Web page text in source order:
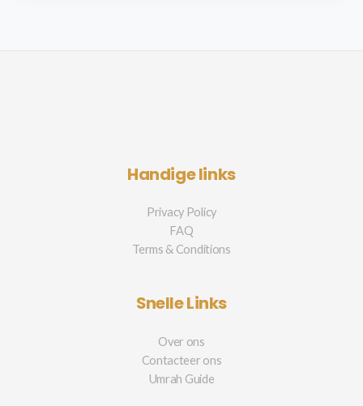
Handige links
Privacy Policy
FAQ
Terms & Conditions
Snelle Links
Over ons
Contacteer ons
Umrah Guide